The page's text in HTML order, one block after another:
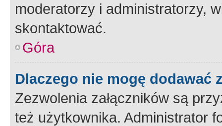
moderatorzy i administratorzy,
skontaktować.
Góra
Dlaczego nie mogę dodawać
Zezwolenia załączników są
też użytkownika. Administrator